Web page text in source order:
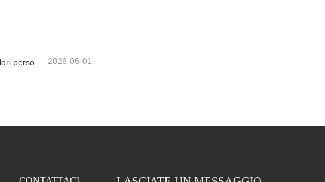
Oltre l'argento e il grigio: come i colori personalizzati aprono infinite possibilità per la schiuma di alluminio 2026-06-01